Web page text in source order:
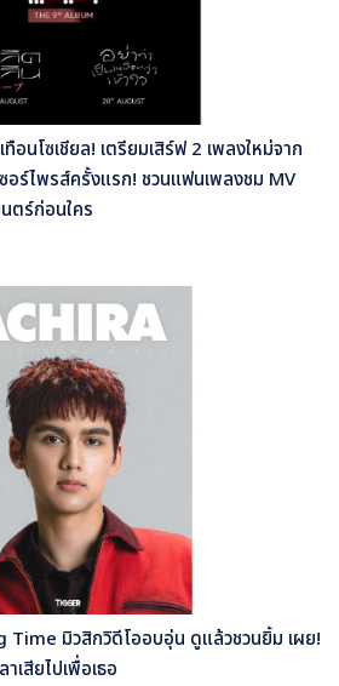
อนโซเชียล! เตรียมเสิร์ฟ 2 เพลงใหม่จาก
อร์ไพรส์ครั้งแรก! ชวนแฟนเพลงชม MV
ตร์ก่อนใคร
Time มิวสิกวิดีโออบอุ่น ดูแล้วชวนยิ้ม เผย!
าเสียไปเพื่อเธอ